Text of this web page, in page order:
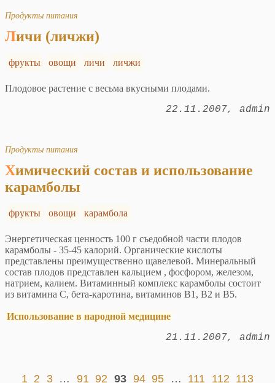
Продукты питания
Личи (личжи)
фрукты овощи личи личжи
Плодовое растение с весьма вкусными плодами.
22.11.2007 admin
Продукты питания
Химический состав и использование
карамболы
фрукты овощи карамбола
Энергетическая ценность 100 г съедобной части плодов
карамболы - 35-45 калорий. Органические кислоты
представлены преимущественно щавелевой. Минеральный
состав плодов представлен кальцием , фосфором, железом,
натрием, калием. Витаминный комплекс карамболы состоит
из витамина С, бета-каротина, витаминов В1, В2 и В5.
Использование в народной медицине
21.11.2007 admin
1 2 3 … 91 92 93 94 95 … 111 112 113